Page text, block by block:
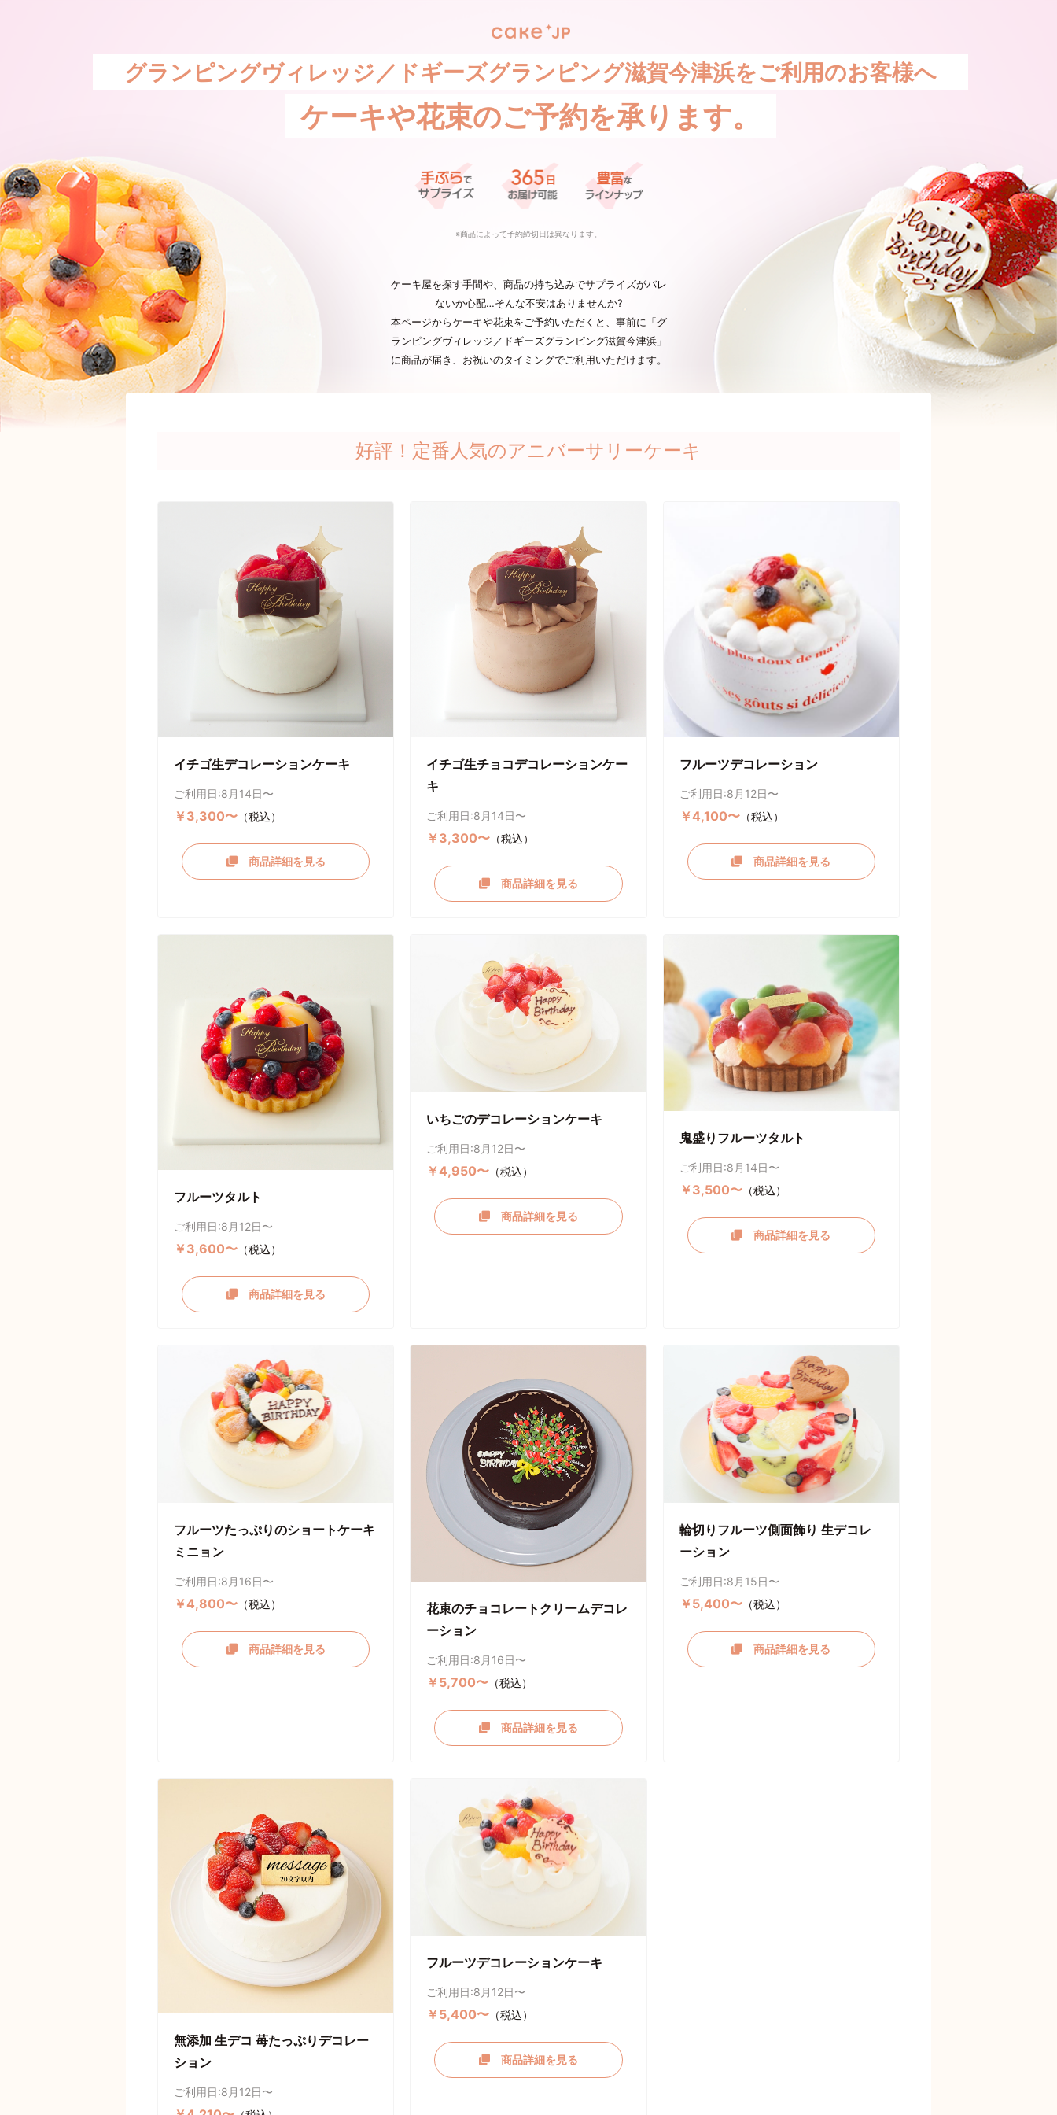
グランピングヴィレッジ／ドギーズグランピング滋賀今津浜をご利用のお客様へ
ケーキや花束のご予約を承ります。
※商品によって予約締切日は異なります。
ケーキ屋を探す手間や、商品の持ち込みでサプライズがバレ
ないか心配…そんな不安はありませんか?
本ページからケーキや花束をご予約いただくと、事前に「グ
ランピングヴィレッジ／ドギーズグランピング滋賀今津浜」
に商品が届き、お祝いのタイミングでご利用いただけます。
好評！定番人気のアニバーサリーケーキ
イチゴ生デコレーションケーキ
ご利用日:8月14日〜
￥3,300〜 （税込）
商品詳細を見る
イチゴ生チョコデコレーションケー
キ
ご利用日:8月14日〜
￥3,300〜 （税込）
商品詳細を見る
フルーツデコレーション
ご利用日:8月12日〜
￥4,100〜（税込）
商品詳細を見る
フルーツタルト
ご利用日:8月12日〜
￥3,600〜 （税込）
商品詳細を見る
いちごのデコレーションケーキ
ご利用日:8月12日〜
￥4,950〜 （税込）
商品詳細を見る
鬼盛りフルーツタルト
ご利用日:8月14日〜
￥3,500〜（税込）
商品詳細を見る
フルーツたっぷりのショートケーキ
ミニョン
ご利用日:8月16日〜
￥4,800〜 （税込）
商品詳細を見る
花束のチョコレートクリームデコレ
ーション
ご利用日:8月16日〜
￥5,700〜 （税込）
商品詳細を見る
輪切りフルーツ側面飾り 生デコレ
ーション
ご利用日:8月15日〜
￥5,400〜（税込）
商品詳細を見る
無添加 生デコ 苺たっぷりデコレー
ション
ご利用日:8月12日〜
フルーツデコレーションケーキ
ご利用日:8月12日〜
￥5,400〜 （税込）
商品詳細を見る